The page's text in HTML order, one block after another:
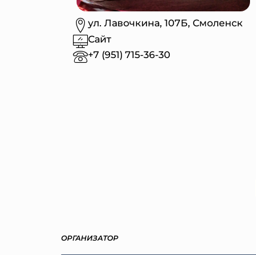
ул. Лавочкина, 107Б, Смоленск
Сайт
+7 (951) 715-36-30
ОРГАНИЗАТОР